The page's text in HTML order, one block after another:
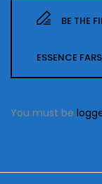
BE THE
ESSENCE
You must be